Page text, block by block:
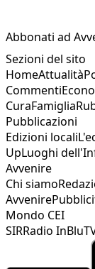
Abbonati ad
Sezioni del sito
HomeAttualità
Commenti
CuraFamiglia
Pubblicazioni
Edizioni locali
UpLuoghi
Avvenire
Chi siamo
Avvenire
Mondo CEI
SIRRadio InBlu